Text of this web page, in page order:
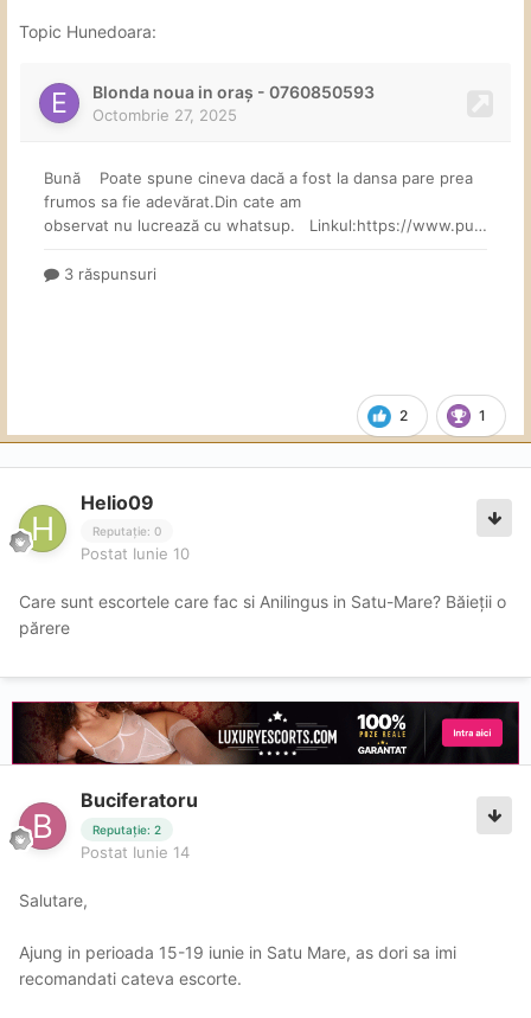
Topic Hunedoara:
2 1
Helio09
Reputație: 0
Postat Iunie 10
Care sunt escortele care fac si Anilingus in Satu-Mare? Băieții o
părere
Buciferatoru
Reputație: 2
Postat Iunie 14
Salutare,
Ajung in perioada 15-19 iunie in Satu Mare, as dori sa imi
recomandati cateva escorte.